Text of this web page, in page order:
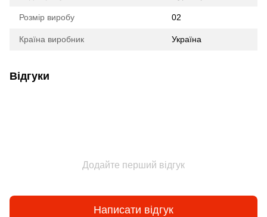
Розмір виробу 02
Країна виробник Україна
Відгуки
Додайте перший відгук
Написати відгук